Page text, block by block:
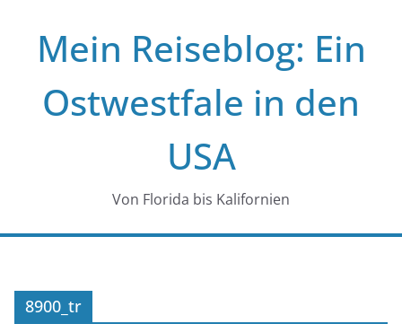
springenMein Reiseblog: Ein
Ostwestfale in den
USA
Von Florida bis Kalifornien
8900_tr